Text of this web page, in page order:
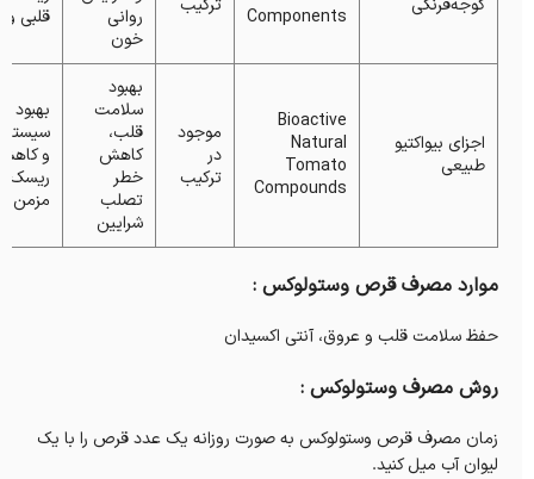
گوجه‌فرنگی
Components
ترکیب
روانی
خون
قلبی
اجزای بیواکتیو
طبیعی
Bioactive
Natural
Tomato
Compounds
موجود
در
ترکیب
بهبود
سلامت
قلب،
کاهش
خطر
تصلب
شرایین
بهبود
سیستم
و
ریسک
مزمن
موارد مصرف قرص وستولوکس :
حفظ سلامت قلب و عروق، آنتی اکسیدان
روش مصرف وستولوکس :
زمان مصرف قرص وستولوکس به صورت روزانه یک عدد قرص را با یک
لیوان آب میل کنید.